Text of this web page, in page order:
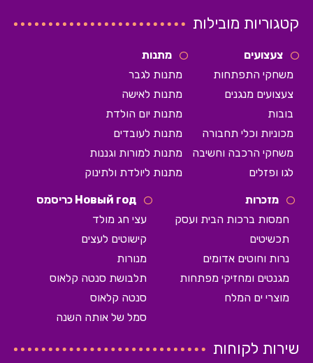
קטגוריות מובילות
צעצועים
משחקי התפתחות
צעצועים מנגנים
בובות
מכוניות וכלי תחבורה
משחקי הרכבה וחשיבה
לגו ופזלים
מתנות
מתנות לגבר
מתנות לאישה
מתנות יום הולדת
מתנות לעובדים
מתנות למורות וגננות
מתנות ליולדת ולתינוק
מזכרות
חמסות ברכות הבית ועסק
תכשיטים
נרות וחוטים אדומים
מגנטים ומחזיקי מפתחות
מוצרי ים המלח
Новый год כריסמס
עצי חג מולד
קישוטים לעצים
מנורות
תלבושת סנטה קלאוס
סנטה קלאוס
סמל של אותה השנה
שירות לקוחות